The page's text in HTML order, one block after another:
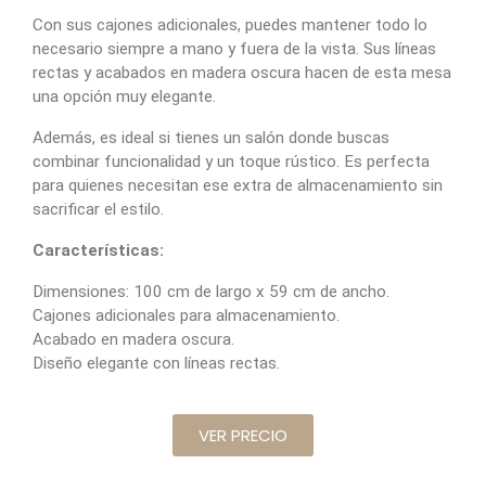
Con sus cajones adicionales, puedes mantener todo lo
necesario siempre a mano y fuera de la vista. Sus líneas
rectas y acabados en madera oscura hacen de esta mesa
una opción muy elegante.
Además, es ideal si tienes un salón donde buscas
combinar funcionalidad y un toque rústico. Es perfecta
para quienes necesitan ese extra de almacenamiento sin
sacrificar el estilo.
Características:
Dimensiones: 100 cm de largo x 59 cm de ancho.
Cajones adicionales para almacenamiento.
Acabado en madera oscura.
Diseño elegante con líneas rectas.
VER PRECIO